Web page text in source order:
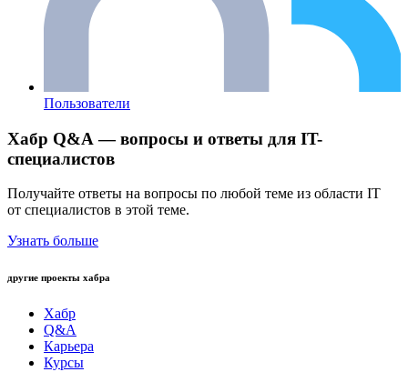
Пользователи
Хабр Q&A — вопросы и ответы для IT-
специалистов
Получайте ответы на вопросы по любой теме из области IT
от специалистов в этой теме.
Узнать больше
другие проекты хабра
Хабр
Q&A
Карьера
Курсы